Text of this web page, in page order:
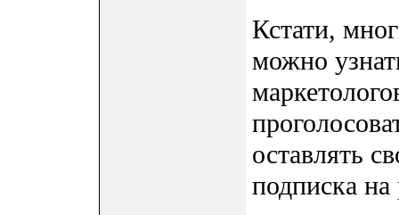
Кстати,
можно
оставлять
подписка